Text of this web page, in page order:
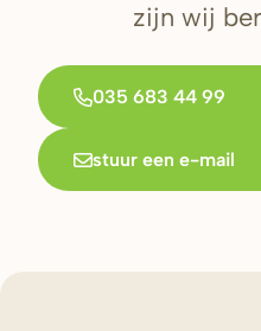
zijn wij
035 683 44 99
stuur een e-mail